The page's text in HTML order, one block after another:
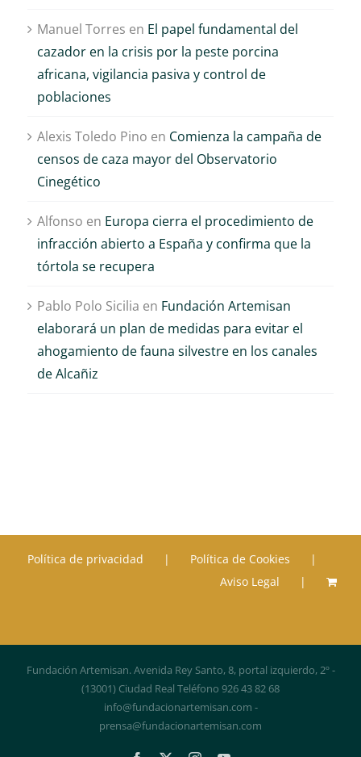
Manuel Torres en El papel fundamental del
cazador en la crisis por la peste porcina
africana, vigilancia pasiva y control de
poblaciones
Alexis Toledo Pino en Comienza la campaña de
censos de caza mayor del Observatorio
Cinegético
Alfonso en Europa cierra el procedimiento de
infracción abierto a España y confirma que la
tórtola se recupera
Pablo Polo Sicilia en Fundación Artemisan
elaborará un plan de medidas para evitar el
ahogamiento de fauna silvestre en los canales
de Alcañiz
Política de privacidad
Política de Cookies
Aviso Legal
Fundación Artemisan. Avenida Rey Santo, 8, portal izquierdo, 2º -
(13001) Ciudad Real Teléfono 926 43 82 68
info@fundacionartemisan.com -
prensa@fundacionartemisan.com